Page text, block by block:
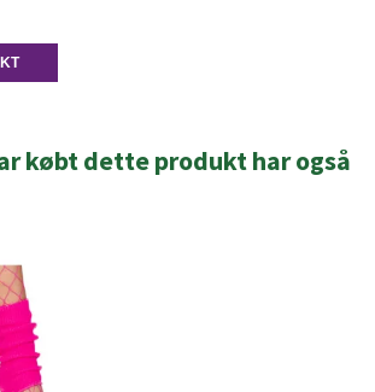
købt dette produkt har også